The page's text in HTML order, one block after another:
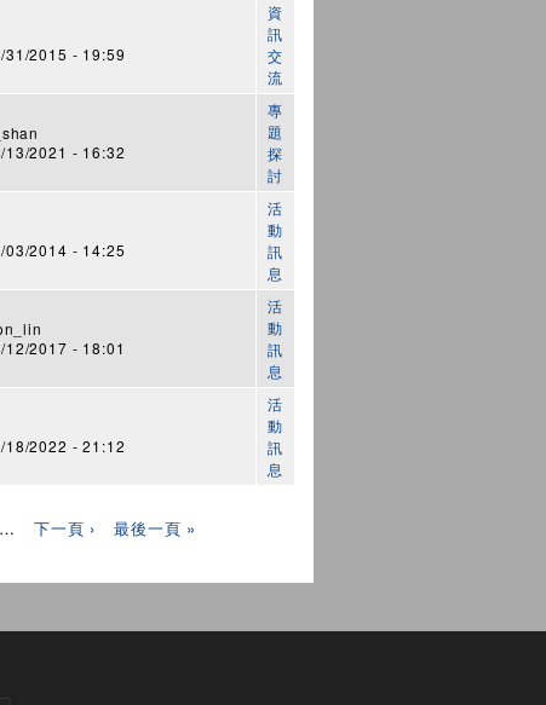
31/2015 - 19:59
資
訊
交
流
13/2021 - 16:32
專
題
探
討
03/2014 - 14:25
活
動
訊
息
12/2017 - 18:01
活
動
訊
息
18/2022 - 21:12
活
動
訊
息
… 下一頁 › 最後一頁 »